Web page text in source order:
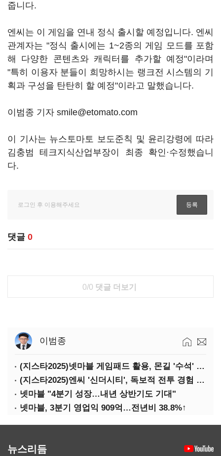
줍니다.
엔씨는 이 게임을 연내 정식 출시할 예정입니다. 엔씨
관계자는 "정식 출시에는 1~2종의 게임 모드를 포함
해 다양한 콘텐츠와 캐릭터를 추가할 예정"이라며
"특히 이용자 분들이 희망하시는 랭크전 시스템의 기
획과 구성을 탄탄히 할 예정"이라고 말했습니다.
이범종 기자 smile@etomato.com
이 기사는 뉴스토마토 보도준칙 및 윤리강령에 따라
김충범 테크지식산업부장이 최종 확인·수정했습니
다.
댓글 0
0/0 댓글 더보기
이범종
(지스타2025)넷마블 게임패드 활용, 몬길 '수석' 7대죄 '차석'
(지스타2025)엔씨 '신더시티', 독보적 전투 경험 필요
넷마블 "4분기 성장…내년 상반기도 기대"
넷마블, 3분기 영업익 909억…전년비 38.8%↑
뉴스리듬